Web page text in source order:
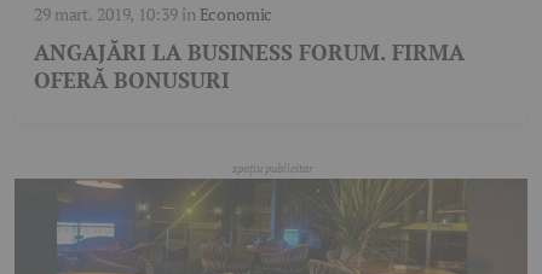
29 mart. 2019, 10:39în Economic
ANGAJĂRI LA BUSINESS FORUM. FIRMA
OFERĂ BONUSURI